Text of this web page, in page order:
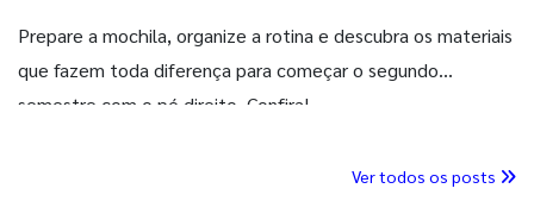
Prepare a mochila, organize a rotina e descubra os materiais
que fazem toda diferença para começar o segundo
semestre com o pé direito. Confira!
Ver todos os posts